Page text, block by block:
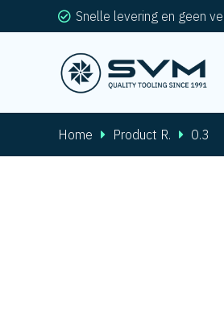
Snelle levering en geen
Home Product R. 0.3